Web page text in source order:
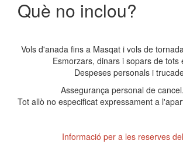
Què no inclou?
Vols d'anada fins a Masqat i vols de
Esmorzars, dinars i sopars de tots
Despeses personals i
Assegurança personal de
Tot allò no especificat expressament a
Informació per a les reserves